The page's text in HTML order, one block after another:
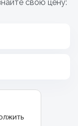
свою цену: